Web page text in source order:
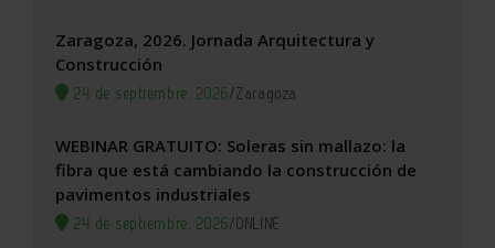
Zaragoza, 2026. Jornada Arquitectura y
Construcción
24 de septiembre, 2026/Zaragoza
WEBINAR GRATUITO: Soleras sin mallazo: la
fibra que está cambiando la construcción de
pavimentos industriales
24 de septiembre, 2026/ONLINE